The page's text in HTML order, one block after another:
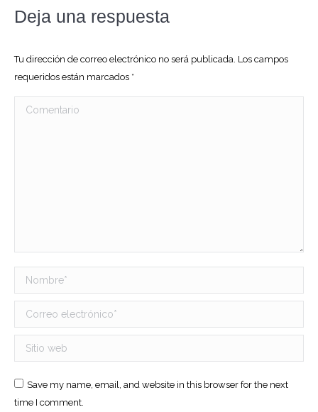
Deja una respuesta
Tu dirección de correo electrónico no será publicada. Los campos
requeridos están marcados *
Comentario
Nombre *
Correo electrónico *
Sitio web
Save my name, email, and website in this browser for the next
time I comment.